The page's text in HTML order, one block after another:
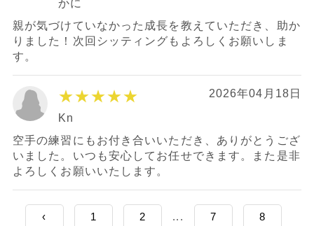
かに
親が気づけていなかった成長を教えていただき、助か
りました！次回シッティングもよろしくお願いしま
す。
★★★★★ 2026年04月18日
Kn
空手の練習にもお付き合いいただき、ありがとうござ
いました。いつも安心してお任せできます。また是非
よろしくお願いいたします。
‹ 1 2 ... 7 8